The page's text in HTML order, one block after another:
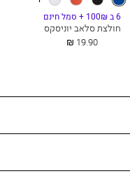
more
colours 6 ב 100₪ + סמל חינם
חולצת סלאב יוניסקס
החל
19.90 ₪